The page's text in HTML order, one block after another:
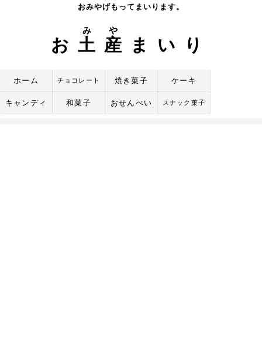
おみやげもってまいります。
お 土
み
産
や
まいり
ホーム チョコレート 焼き菓子 ケーキ
キャンディ 和菓子 おせんべい スナック菓子